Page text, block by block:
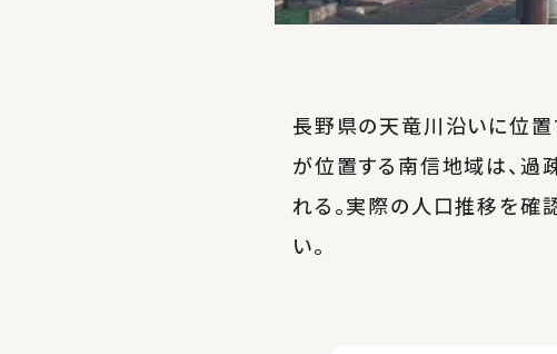
長野県の天竜川沿いに位置
が位置する南信地域は、過
れる。実際の人口推移を確
い。